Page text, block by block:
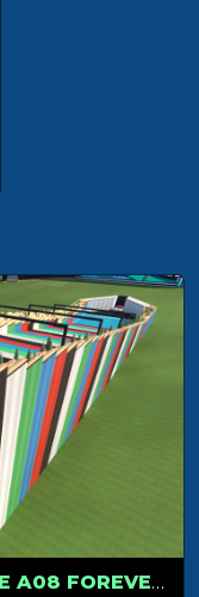
SUBMIT YOUR MAPS FOR THE A08 FOREVER!